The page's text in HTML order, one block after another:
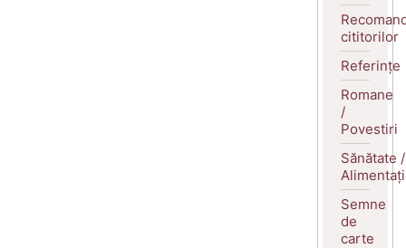
cititorilor
Referințe
Romane
/
Povestiri
Sănătate /
Semne
de
carte